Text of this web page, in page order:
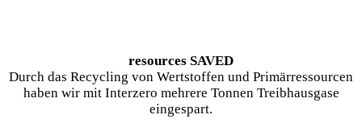
Durch das Recycling von Wertstoffen und Primärressourcen
haben wir mit Interzero mehrere Tonnen Treibhausgase
eingespart.